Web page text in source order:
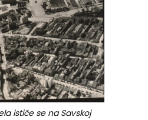
ističe se na Savskoj